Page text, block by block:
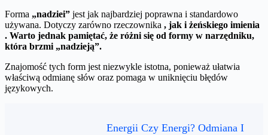
Forma „nadziei” jest jak najbardziej poprawna i standardowo
używana. Dotyczy zarówno rzeczownika , jak i żeńskiego imienia
. Warto jednak pamiętać, że różni się od formy w narzędniku,
która brzmi „nadzieją”.
Znajomość tych form jest niezwykle istotna, ponieważ ułatwia
właściwą odmianę słów oraz pomaga w uniknięciu błędów
językowych.
Energii Czy Energi? Odmiana I